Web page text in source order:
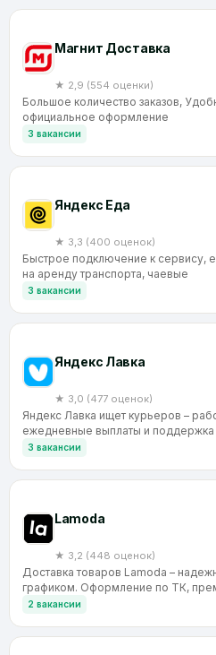
Магнит Доставка
★ 2,9 (554 оценки)
Большое количество заказов,
официальное оформление
3 вакансии
Яндекс Еда
★ 3,3 (400 оценок)
Быстрое подключение к сервису,
на аренду транспорта, чаевые
3 вакансии
Яндекс Лавка
★ 3,0 (477 оценок)
Яндекс Лавка ищет курьеров –
ежедневные выплаты и поддержка
3 вакансии
Lamoda
★ 3,2 (448 оценок)
Доставка товаров Lamoda –
графиком. Оформление по ТК,
2 вакансии